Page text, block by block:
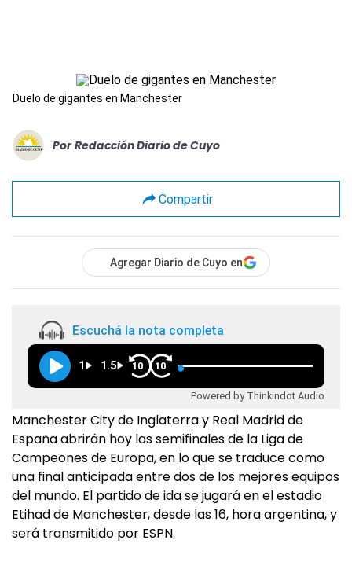
Duelo de gigantes en Manchester
Por Redacción Diario de Cuyo
Compartir
Agregar Diario de Cuyo en
Escuchá la nota completa
1 1.5 10 10
Powered by Thinkindot Audio
Manchester City de Inglaterra y Real Madrid de
España abrirán hoy las semifinales de la Liga de
Campeones de Europa, en lo que se traduce como
una final anticipada entre dos de los mejores equipos
del mundo. El partido de ida se jugará en el estadio
Etihad de Manchester, desde las 16, hora argentina, y
será transmitido por ESPN.